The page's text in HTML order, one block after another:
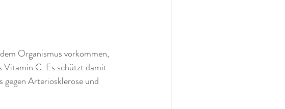
Organismus vorkommen,
Vitamin C. Es schützt damit
gegen Arteriosklerose und